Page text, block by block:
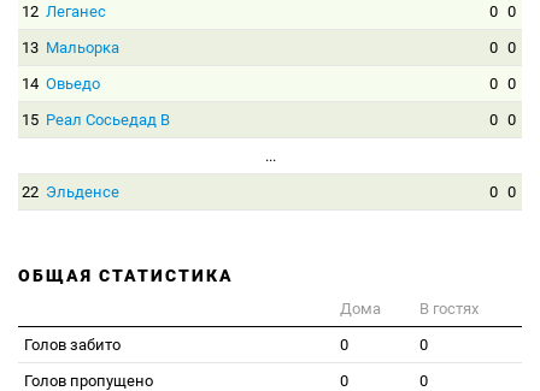
12 Леганес 0 0
13 Мальорка 0 0
14 Овьедо 0 0
15 Реал Сосьедад B 0 0
...
22 Эльденсе 0 0
ОБЩАЯ СТАТИСТИКА
Дома
В гостях
Голов забито
0
0
Голов пропущено
0
0